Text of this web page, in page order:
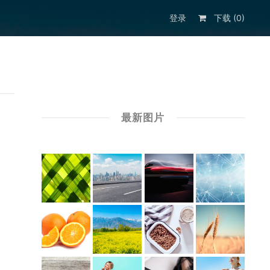
登录 下载 (0)
最新图片